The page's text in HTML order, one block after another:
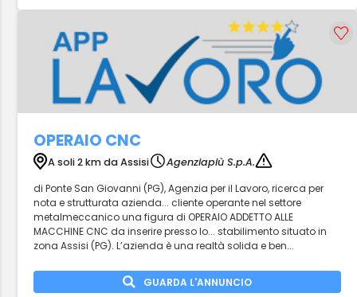
OPERAIO CNC
A soli 2 km da Assisi
Agenziapiù S.p.A.
di Ponte San Giovanni (PG), Agenzia per il Lavoro, ricerca per
nota e strutturata azienda... cliente operante nel settore
metalmeccanico una figura di OPERAIO ADDETTO ALLE
MACCHINE CNC da inserire presso lo... stabilimento situato in
zona Assisi (PG). L’azienda è una realtà solida e ben...
GUARDA L'ANNUNCIO